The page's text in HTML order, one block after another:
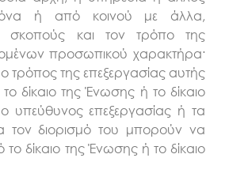
ή από κοινού με άλλα,
σκοπούς και τον τρόπο της
προσωπικού χαρακτήρα·
ο τρόπος της επεξεργασίας αυτής
δίκαιο της Ένωσης ή το δίκαιο
υπεύθυνος επεξεργασίας ή τα
τον διορισμό του μπορούν να
δίκαιο της Ένωσης ή το δίκαιο